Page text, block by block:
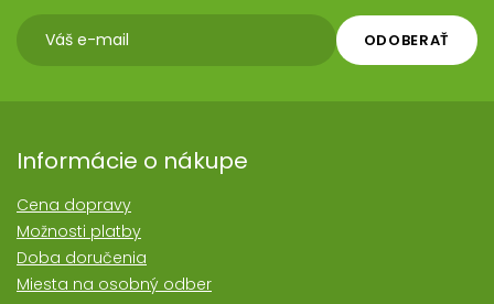
ODOBERAŤ
Informácie o nákupe
Cena dopravy
Možnosti platby
Doba doručenia
Miesta na osobný odber